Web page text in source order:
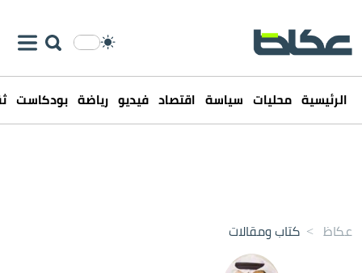
الرئيسية محليات سياسة اقتصاد فيديو رياضة بودكاست
عكاظ > كتاب ومقالات